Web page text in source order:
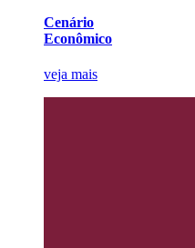
Cenário
Econômico
veja mais